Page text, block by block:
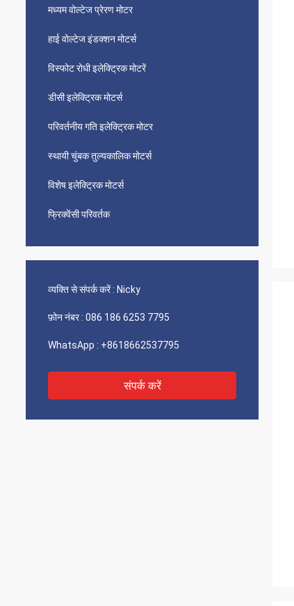
मध्यम वोल्टेज प्रेरण मोटर
हाई वोल्टेज इंडक्शन मोटर्स
विस्फोट रोधी इलेक्ट्रिक मोटरें
डीसी इलेक्ट्रिक मोटर्स
परिवर्तनीय गति इलेक्ट्रिक मोटर
स्थायी चुंबक तुल्यकालिक मोटर्स
विशेष इलेक्ट्रिक मोटर्स
फ्रिक्वेंसी परिवर्तक
व्यक्ति से संपर्क करें : Nicky
फ़ोन नंबर : 086 186 6253 7795
WhatsApp : +8618662537795
संपर्क करें